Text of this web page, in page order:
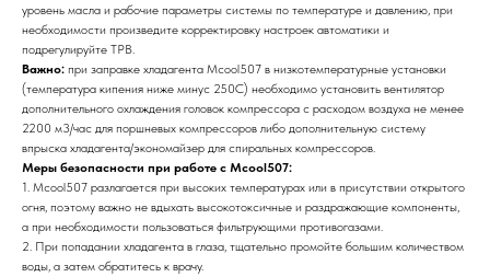
уровень масла и рабочие параметры системы по температуре и давлению, при
необходимости произведите корректировку настроек автоматики и
подрегулируйте ТРВ.
Важно: при заправке хладагента Mcool507 в низкотемпературные установки
(температура кипения ниже минус 250С) необходимо установить вентилятор
дополнительного охлаждения головок компрессора с расходом воздуха не менее
2200 м3/час для поршневых компрессоров либо дополнительную систему
впрыска хладагента/экономайзер для спиральных компрессоров.
Меры безопасности при работе с Mcool507:
1. Mcool507 разлагается при высоких температурах или в присутствии открытого
огня, поэтому важно не вдыхать высокотоксичные и раздражающие компоненты,
а при необходимости пользоваться фильтрующими противогазами.
2. При попадании хладагента в глаза, тщательно промойте большим количеством
воды, а затем обратитесь к врачу.